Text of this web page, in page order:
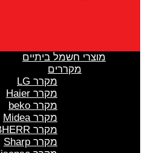
מוצרי חשמל ביתיים
מקררים
מקרר LG
מקרר Haier
מקרר beko
מקרר Midea
מקרר LIEBHERR
מקרר Sharp